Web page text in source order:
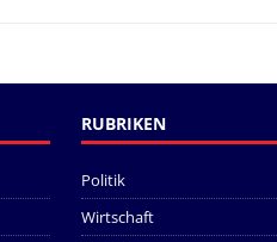
RUBRIKEN
Politik
Wirtschaft